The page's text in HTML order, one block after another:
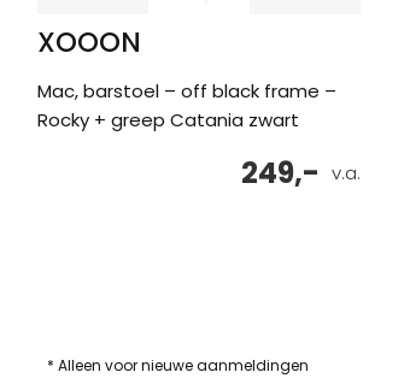
XOOON
Mac, barstoel – off black frame –
Rocky + greep Catania zwart
v.a.
249,-
* Alleen voor nieuwe aanmeldingen